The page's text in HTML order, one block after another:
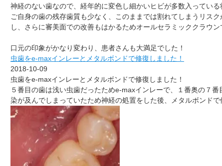
神経のない歯なので、経年的に変色し細かいヒビが多数入っている
ご自身の歯の残存歯質も少なく、このままでは割れてしまうリス
し、さらに審美面での改善もはかるためオールセラミッククラウン
口元の印象がかなり変わり、患者さんも大満足でした！
虫歯をe-maxインレーとメタルボンドで修復しました！
2018-10-09
虫歯をe-maxインレーとメタルボンドで修復しました！
５番目の歯は浅い虫歯だったためe-maxインレーで、１番奥の７
染が及んでしまっていたため神経の処置をした後、メタルボンドで